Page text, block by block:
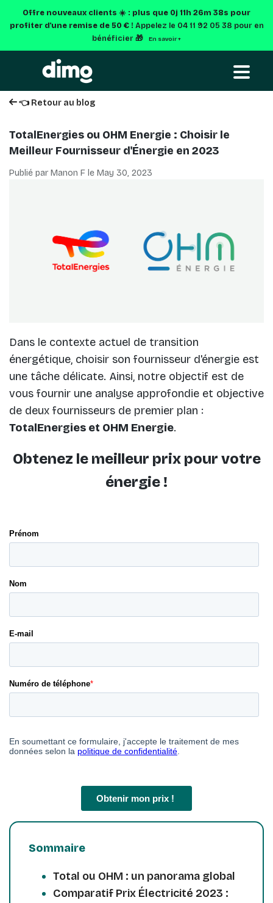
Offre nouveaux clients ☀️ : plus que 0j 11h 26m 38s pour
profiter d'une remise de 50 € ! Appelez le 04 11 92 05 38 pour en
bénéficier 🎁
En savoir +
👈 Retour au blog
TotalEnergies ou OHM Energie : Choisir le
Meilleur Fournisseur d'Énergie en 2023
Publié par Manon F le May 30, 2023
Dans le contexte actuel de transition
énergétique, choisir son fournisseur d'énergie est
une tâche délicate. Ainsi, notre objectif est de
vous fournir une analyse approfondie et objective
de deux fournisseurs de premier plan :
TotalEnergies et OHM Energie.
Obtenez le meilleur prix pour votre
énergie !
Sommaire
Total ou OHM : un panorama global
Comparatif Prix Électricité 2023 :